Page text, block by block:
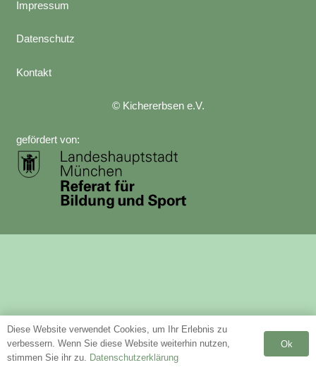
Impressum
Datenschutz
Kontakt
© Kichererbsen e.V.
gefördert von:
Diese Website verwendet Cookies, um Ihr Erlebnis zu
verbessern. Wenn Sie diese Website weiterhin nutzen,
stimmen Sie ihr zu. Datenschutzerklärung
Ok